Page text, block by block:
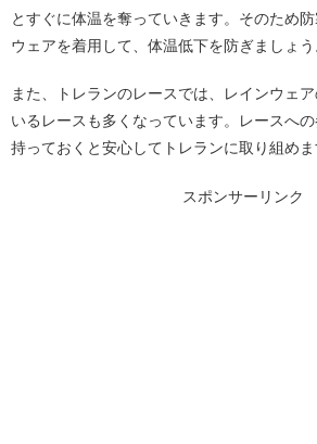
とすぐに体温を奪っていきます。そのため
ウェアを着用して、体温低下を防ぎましょう
また、トレランのレースでは、レインウェ
いるレースも多くなっています。レースへ
持っておくと安心してトレランに取り組めま
スポンサーリンク